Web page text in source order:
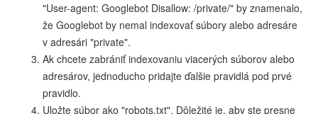
"User-agent: Googlebot Disallow: /private/" by znamenalo,
že Googlebot by nemal indexovať súbory alebo adresáre
v adresári "private".
Ak chcete zabrániť indexovaniu viacerých súborov alebo
adresárov, jednoducho pridajte ďalšie pravidlá pod prvé
pravidlo.
Uložte súbor ako "robots.txt". Dôležité je, aby ste presne